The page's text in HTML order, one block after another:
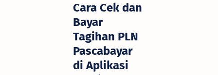
Cara Cek dan
Bayar
Tagihan PLN
Pascabayar
di Aplikasi